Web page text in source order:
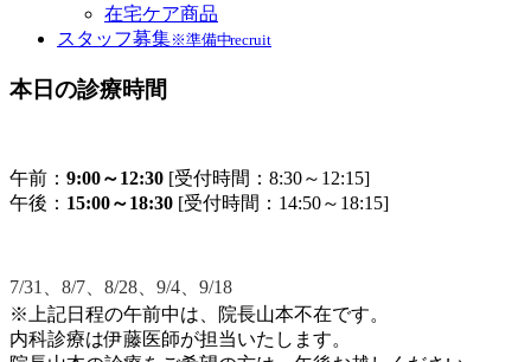
在宅ケア商品
スタッフ募集※準備中recruit
本日の診療時間
午前： 9:00～12:30 [受付時間：8:30～12:15]
午後： 15:00～18:30 [受付時間：14:50～18:15]
7/31、8/7、8/28、9/4、9/18
※上記日程の午前中は、院長山本不在です。
内科診療は伊藤医師が担当いたします。